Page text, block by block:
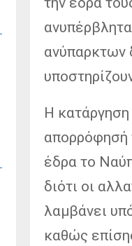
ανύπαρκτων
Η
απορρόφησή
έδρα το
διότι οι
λαμβάνει
καθώς